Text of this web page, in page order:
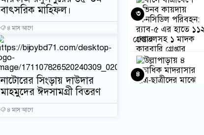
বাৎসরিক মাহ্ফিল।
৪ মাস আগে
নাটোরের সিংড়ায় দাউদার
মাহমুদের ঈদসামগ্রী বিতরণ
৪ মাস আগে
গ্রেপ্তার
৩
৪